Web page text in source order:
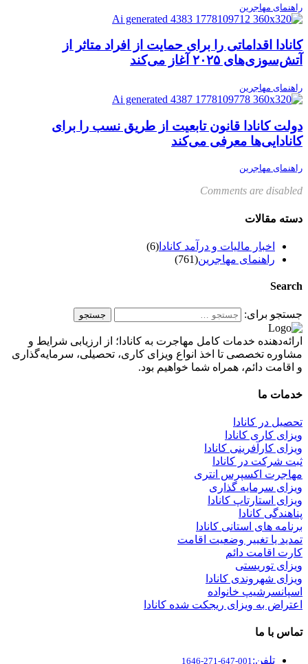
راهنمای مهاجرین
کانادا اقداماتی را برای حمایت از افراد متاثر از
آتش‌سوزی‌های ۲۰۲۵ آغاز می‌کند
راهنمای مهاجرین
دولت کانادا قانون تابعیت از طریق نسب را برای
کانادایی‌ها معرفی می‌کند
راهنمای مهاجرین
Comments are disabled
دسته مقالات
اخبار مالیات و درآمد کانادا (6)
راهنمای مهاجرین(761)
Search
جستجو برای:
ارائه‌دهنده خدمات کامل مهاجرت به کانادا؛ از ارزیابی شرایط و
مشاوره تخصصی تا اخذ انواع ویزای کاری، تحصیلی، سرمایه‌گذاری
و اقامت دائم، همراه شما خواهیم بود.
خدمات ما
تحصیل در کانادا
ویزای کاری کانادا
ویزای کارآفرینی کانادا
ثبت شرکت در کانادا
مهاجرت اکسپرس انتری
ویزای سرمایه گذاری
ویزای استارتاپ کانادا
پناهندگی کانادا
برنامه های استانی کانادا
تمدید یا تغییر وضعیت اقامت
کارت اقامت دائم
ویزای توریستی
ویزای شهروندی کانادا
اسپانسرشیپ خانواده
اعتراض به ویزای ریجکت شده کانادا
تماس با ما
تلفن: 001-647-271-1646